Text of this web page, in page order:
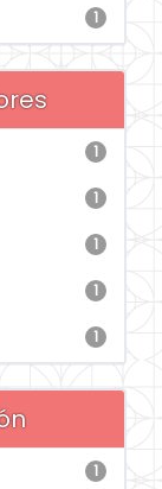
1
1
1
1
1
1
1